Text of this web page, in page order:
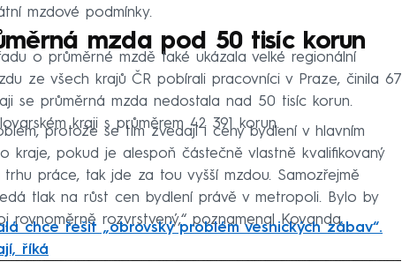
mzdové podmínky.
mzda pod 50 tisíc korun
o průměrné mzdě také ukázala velké regionální
ze všech krajů ČR pobírali pracovníci v Praze, činila 67
se průměrná mzda nedostala nad 50 tisíc korun.
kraji s průměrem 42 391 korun.
protože se tím zvedají i ceny bydlení v hlavním
kraje, pokud je alespoň částečně vlastně kvalifikovaný
práce, tak jde za tou vyšší mzdou. Samozřejmě
tlak na růst cen bydlení právě v metropoli. Bylo by
rovnoměrně rozvrstvený,“ poznamenal Kovanda.
chce řešit „obrovský problém vesnických zábav“.
říká